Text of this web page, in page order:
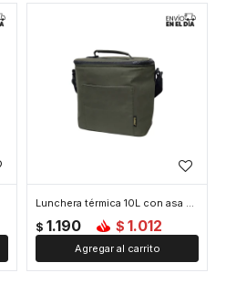
Lunchera térmica 10L con asa y correa ajustable - Verde
$ 1.190 $ 1.012